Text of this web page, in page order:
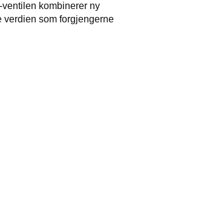
kombinerer ny
verdien som forgjengerne